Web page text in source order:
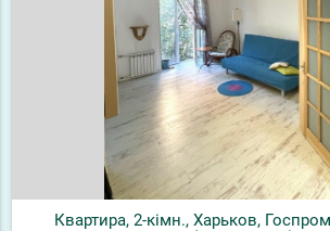
Квартира, 2-кімн., Харьков,